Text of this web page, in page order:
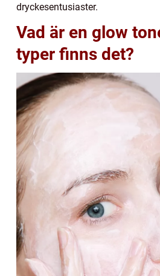
dryckesentusiaster.
Vad är en glow
typer finns det?